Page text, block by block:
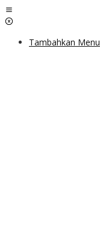
Lewati
ke
Tambahkan Menu